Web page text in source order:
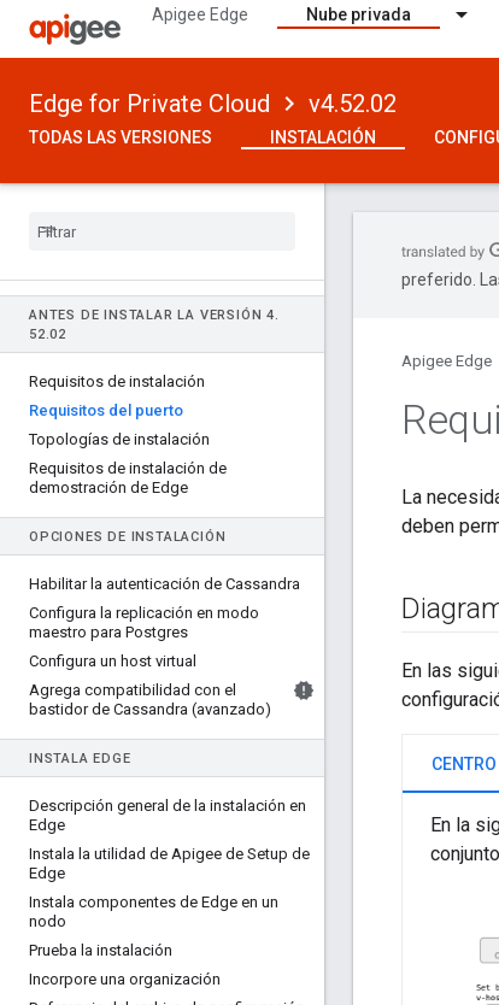
Apigee Edge Nube privada
Edge for Private Cloud v4.52.02
TODAS LAS VERSIONES INSTALACIÓN
ANTES DE INSTALAR LA VERSIÓN 4.
52.02
Requisitos de instalación
Requisitos del puerto
Topologías de instalación
Requisitos de instalación de
demostración de Edge
OPCIONES DE INSTALACIÓN
Habilitar la autenticación de Cassandra
Configura la replicación en modo
maestro para Postgres
Configura un host virtual
Agrega compatibilidad con el
bastidor de Cassandra (avanzado)
INSTALA EDGE
Descripción general de la instalación en
Edge
Instala la utilidad de Apigee de Setup de
Edge
Instala componentes de Edge en un
nodo
Prueba la instalación
Incorpore una organización
preferido.
Apigee Edge
La
deben
En las
En la